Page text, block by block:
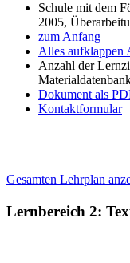
Schule mit dem
2005,
zum Anfang
Alles aufklappen
Anzahl der
Dokument als
Kontaktformular
Gesamten Lehrplan
Lernbereich 2: